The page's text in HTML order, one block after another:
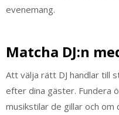
evenemang.
Matcha DJ:n
Att välja rätt DJ handlar till
efter dina gäster. Fundera
musikstilar de gillar och om